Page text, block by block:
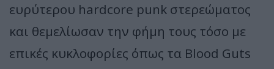
ευρύτερου hardcore punk στερεώματος
και θεμελίωσαν την φήμη τους τόσο με
επικές κυκλοφορίες όπως τα Blood Guts